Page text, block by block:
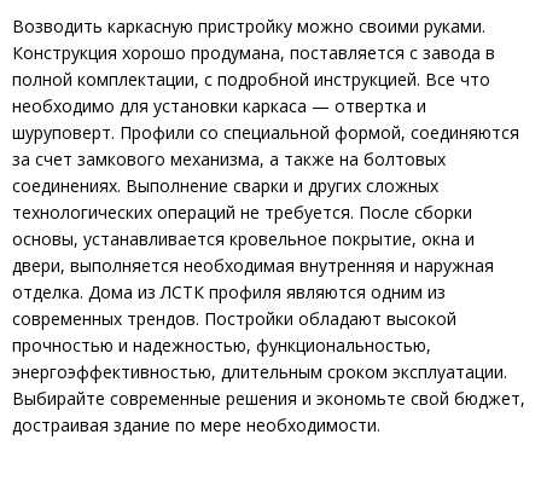
Возводить каркасную пристройку можно своими руками.
Конструкция хорошо продумана, поставляется с завода в
полной комплектации, с подробной инструкцией. Все что
необходимо для установки каркаса — отвертка и
шуруповерт. Профили со специальной формой, соединяются
за счет замкового механизма, а также на болтовых
соединениях. Выполнение сварки и других сложных
технологических операций не требуется. После сборки
основы, устанавливается кровельное покрытие, окна и
двери, выполняется необходимая внутренняя и наружная
отделка. Дома из ЛСТК профиля являются одним из
современных трендов. Постройки обладают высокой
прочностью и надежностью, функциональностью,
энергоэффективностью, длительным сроком эксплуатации.
Выбирайте современные решения и экономьте свой бюджет,
достраивая здание по мере необходимости.